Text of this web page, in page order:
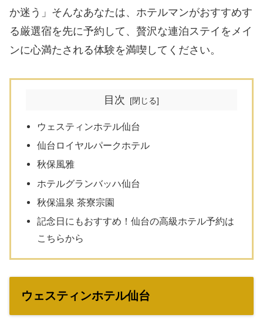
か迷う」そんなあなたは、ホテルマンがおすすめす
る厳選宿を先に予約して、贅沢な連泊ステイをメイ
ンに心満たされる体験を満喫してください。
目次
ウェスティンホテル仙台
仙台ロイヤルパークホテル
秋保風雅
ホテルグランバッハ仙台
秋保温泉 茶寮宗園
記念日にもおすすめ！仙台の高級ホテル予約は
こちらから
ウェスティンホテル仙台